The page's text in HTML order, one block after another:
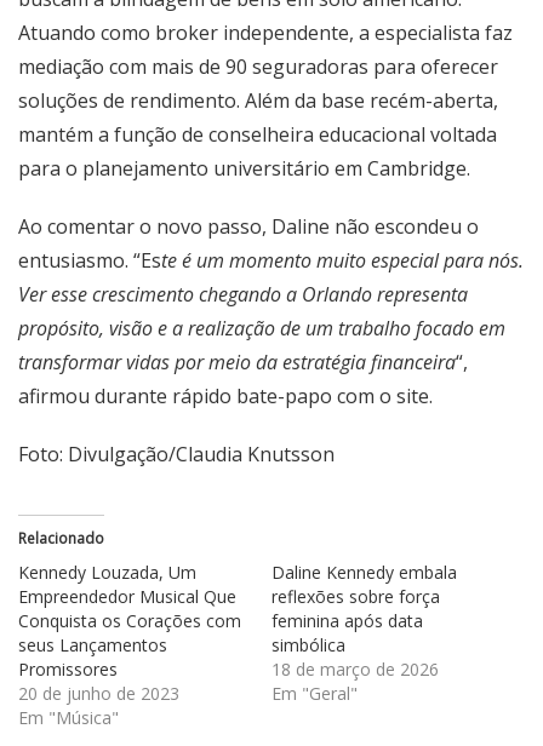
Atuando como broker independente, a especialista faz
mediação com mais de 90 seguradoras para oferecer
soluções de rendimento. Além da base recém-aberta,
mantém a função de conselheira educacional voltada
para o planejamento universitário em Cambridge.
Ao comentar o novo passo, Daline não escondeu o
entusiasmo. “Este é um momento muito especial para nós.
Ver esse crescimento chegando a Orlando representa
propósito, visão e a realização de um trabalho focado em
transformar vidas por meio da estratégia financeira“,
afirmou durante rápido bate-papo com o site.
Foto: Divulgação/Claudia Knutsson
Relacionado
Kennedy Louzada, Um
Empreendedor Musical Que
Conquista os Corações com
seus Lançamentos
Promissores
20 de junho de 2023
Em "Música"
Daline Kennedy embala
reflexões sobre força
feminina após data
simbólica
18 de março de 2026
Em "Geral"